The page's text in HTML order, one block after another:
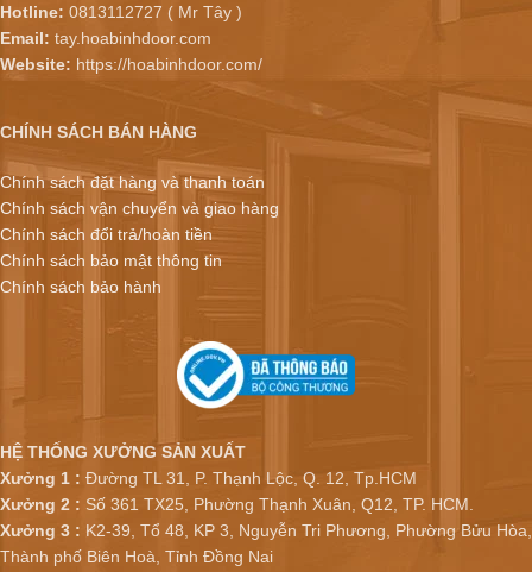
Hotline: 0813112727 ( Mr Tây )
Email: tay.hoabinhdoor.com
Website: https://hoabinhdoor.com/
CHÍNH SÁCH BÁN HÀNG
Chính sách đặt hàng và thanh toán
Chính sách vận chuyển và giao hàng
Chính sách đổi trả/hoàn tiền
Chính sách bảo mật thông tin
Chính sách bảo hành
HỆ THỐNG XƯỞNG SẢN XUẤT
Xưởng 1 : Đường TL 31, P. Thạnh Lộc, Q. 12, Tp.HCM
Xưởng 2 : Số 361 TX25, Phường Thạnh Xuân, Q12, TP. HCM.
Xưởng 3 : K2-39, Tổ 48, KP 3, Nguyễn Tri Phương, Phường Bửu Hòa,
Thành phố Biên Hoà, Tỉnh Đồng Nai